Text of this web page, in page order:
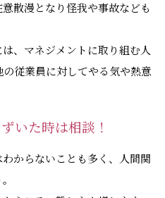
散漫となり怪我や事故なども
、マネジメントに取り組む人
従業員に対してやる気や熱意
いた時は相談！
からないことも多く、人間関